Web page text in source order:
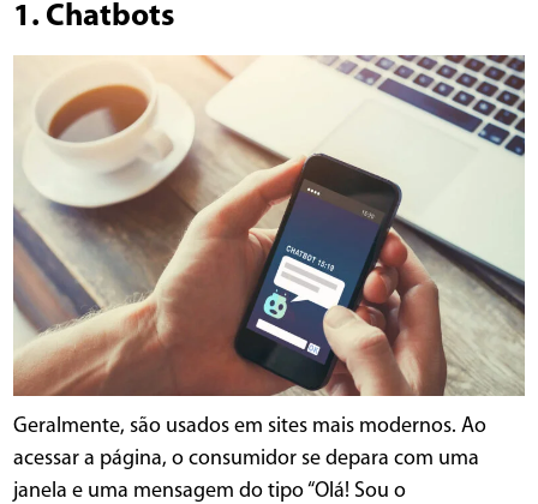
1. Chatbots
Geralmente, são usados em sites mais modernos. Ao
acessar a página, o consumidor se depara com uma
janela e uma mensagem do tipo “Olá! Sou o